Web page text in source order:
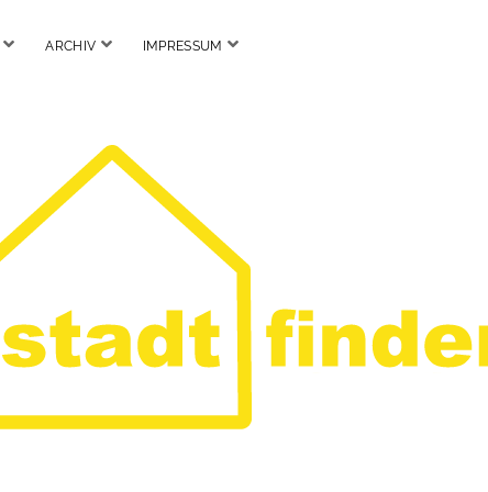
MenüARCHIV Menü
IMPRESSUM Menü
Stadtfinder.org